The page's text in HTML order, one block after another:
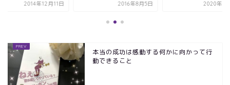
2014年12月11日 2016年8月5日 2020年9
本当の成功は感動する何かに向かって行
動できること